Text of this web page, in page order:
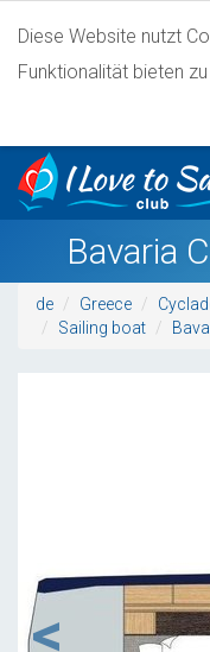
Diese Website nutzt
Funktionalität bieten
Bavaria
de Greece
Sailing boat